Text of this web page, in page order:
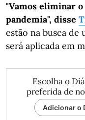
"Vamos eliminar
pandemia", disse
estão na busca de
será aplicada em
Escolha o
preferida de
Adicionar o